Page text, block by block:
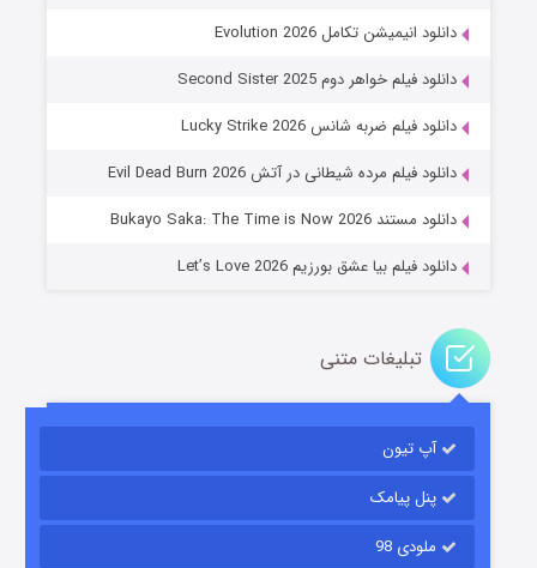
جادوگری در مغولستان
باب اسفنجی فصل ۱۷
قسمت۶ (زیرنویس) منتشر شد
دانلود انیمیشن تکامل Evolution 2026
دانلود فیلم خواهر دوم Second Sister 2025
دانلود فیلم ضربه شانس Lucky Strike 2026
دانلود فیلم مرده شیطانی در آتش Evil Dead Burn 2026
دانلود مستند Bukayo Saka: The Time is Now 2026
دانلود فیلم بیا عشق بورزیم Let’s Love 2026
تبلیغات متنی
آپ تیون
پنل پیامک
ملودی 98